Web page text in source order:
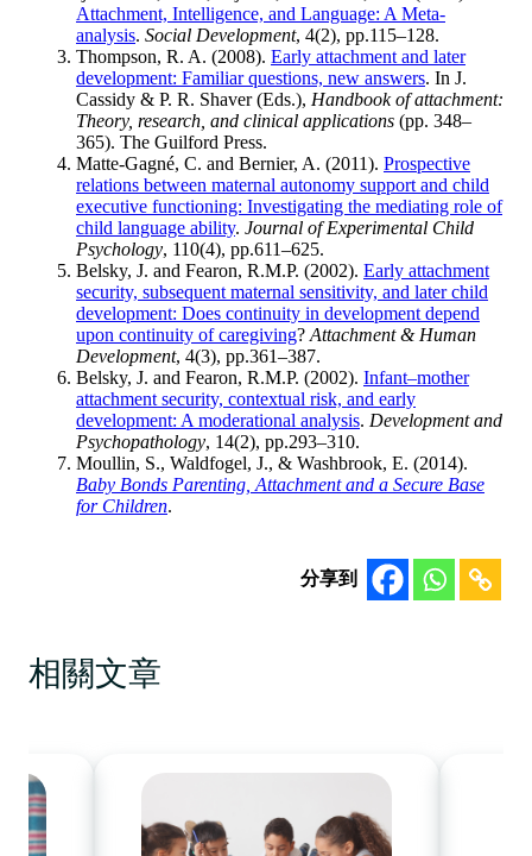
Attachment, Intelligence, and Language: A Meta-
analysis. Social Development, 4(2), pp.115–128.
Thompson, R. A. (2008). Early attachment and later
development: Familiar questions, new answers. In J.
Cassidy & P. R. Shaver (Eds.), Handbook of attachment:
Theory, research, and clinical applications (pp. 348–
365). The Guilford Press.
Matte-Gagné, C. and Bernier, A. (2011). Prospective
relations between maternal autonomy support and child
executive functioning: Investigating the mediating role of
child language ability. Journal of Experimental Child
Psychology, 110(4), pp.611–625.
Belsky, J. and Fearon, R.M.P. (2002). Early attachment
security, subsequent maternal sensitivity, and later child
development: Does continuity in development depend
upon continuity of caregiving? Attachment & Human
Development, 4(3), pp.361–387.
Belsky, J. and Fearon, R.M.P. (2002). Infant–mother
attachment security, contextual risk, and early
development: A moderational analysis. Development and
Psychopathology, 14(2), pp.293–310.
Moullin, S., Waldfogel, J., & Washbrook, E. (2014).
Baby Bonds Parenting, Attachment and a Secure Base
for Children.
分享到
相關文章